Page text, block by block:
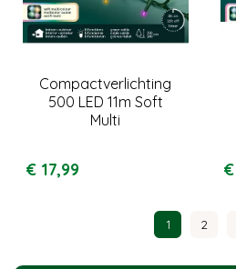
Compactverlichting
500 LED 11m Soft
Multi
€ 17,99 €
1 2